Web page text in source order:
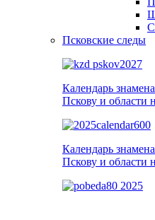
Псковские следы
Календарь
Пскову и области
Календарь
Пскову и области